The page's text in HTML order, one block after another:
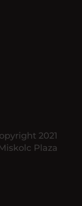
2021
Plaza